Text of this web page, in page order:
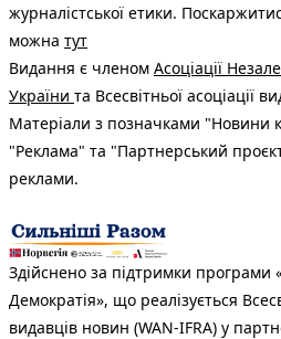
журналістської етики.
можна тут
Видання є членом Асоціації
України та Всесвітньої асоціації
Матеріали з позначками "Новини
"Реклама" та "Партнерський
реклами.
Здійснено за підтримки програми
Демократія», що реалізується
видавців новин (WAN-IFRA) у